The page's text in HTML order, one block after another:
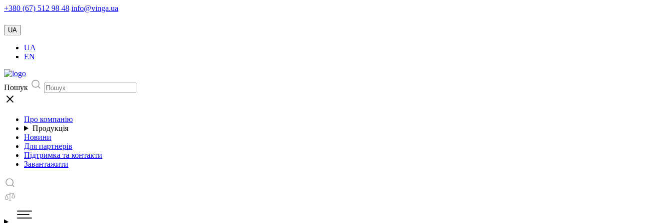
+380 (67) 512 98 48 info@vinga.ua
UA
UA
EN
Пошук
Про компанію
Продукція
Новини
Для партнерів
Підтримка та контакти
Завантажити